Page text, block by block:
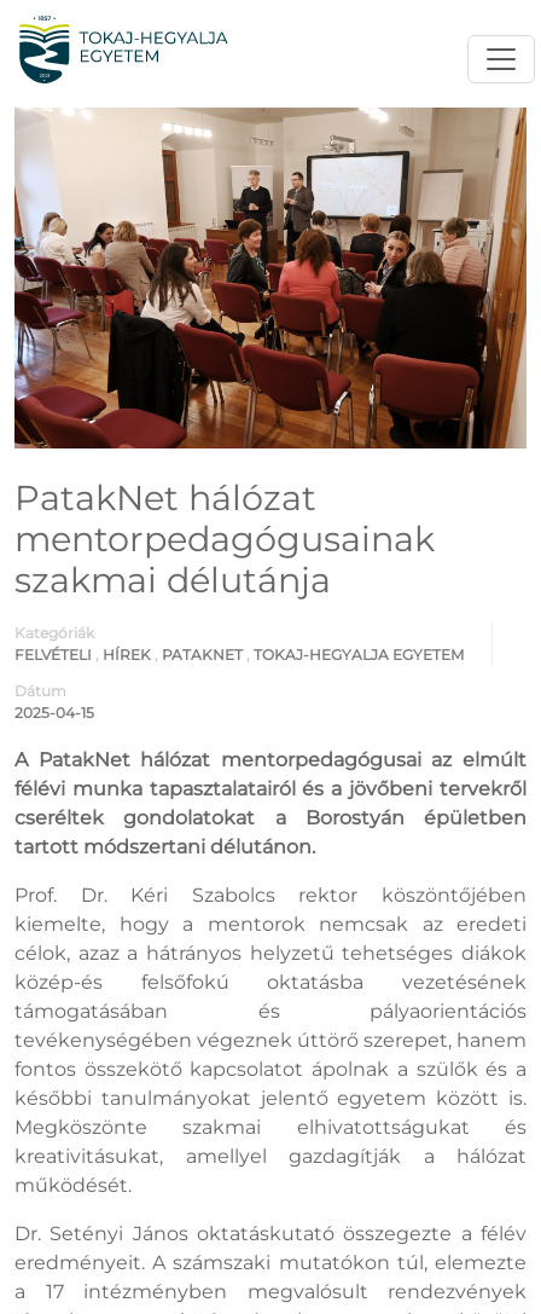
PatakNet hálózat
mentorpedagógusainak
szakmai délutánja
Kategóriák
FELVÉTELI , HÍREK , PATAKNET, TOKAJ-HEGYALJA EGYETEM
Dátum
2025-04-15
A PatakNet hálózat mentorpedagógusai az elmúlt
félévi munka tapasztalatairól és a jövőbeni tervekről
cseréltek gondolatokat a Borostyán épületben
tartott módszertani délutánon.
Prof. Dr. Kéri Szabolcs rektor köszöntőjében
kiemelte, hogy a mentorok nemcsak az eredeti
célok, azaz a hátrányos helyzetű tehetséges diákok
közép-és felsőfokú oktatásba vezetésének
támogatásában és pályaorientációs
tevékenységében végeznek úttörő szerepet, hanem
fontos összekötő kapcsolatot ápolnak a szülők és a
későbbi tanulmányokat jelentő egyetem között is.
Megköszönte szakmai elhivatottságukat és
kreativitásukat, amellyel gazdagítják a hálózat
működését.
Dr. Setényi János oktatáskutató összegezte a félév
eredményeit. A számszaki mutatókon túl, elemezte
a 17 intézményben megvalósult rendezvények